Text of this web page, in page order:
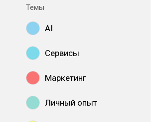
Темы
AI
Сервисы
Маркетинг
Личный опыт